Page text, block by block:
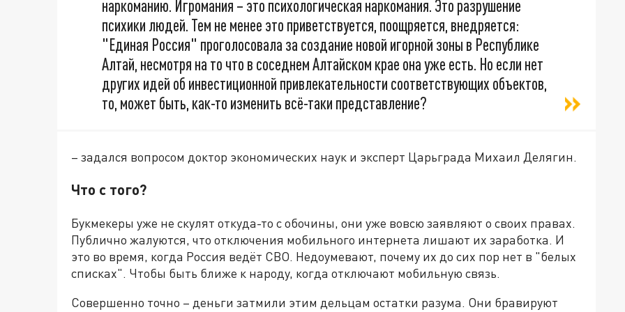
наркоманию. Игромания – это психологическая наркомания. Это разрушение
психики людей. Тем не менее это приветствуется, поощряется, внедряется:
"Единая Россия" проголосовала за создание новой игорной зоны в Республике
Алтай, несмотря на то что в соседнем Алтайском крае она уже есть. Но если нет
других идей об инвестиционной привлекательности соответствующих объектов,
то, может быть, как-то изменить всё-таки представление?
– задался вопросом доктор экономических наук и эксперт Царьграда Михаил Делягин.
Что с того?
Букмекеры уже не скулят откуда-то с обочины, они уже вовсю заявляют о своих правах.
Публично жалуются, что отключения мобильного интернета лишают их заработка. И
это во время, когда Россия ведёт СВО. Недоумевают, почему их до сих пор нет в "белых
списках". Чтобы быть ближе к народу, когда отключают мобильную связь.
Совершенно точно – деньги затмили этим дельцам остатки разума. Они бравируют